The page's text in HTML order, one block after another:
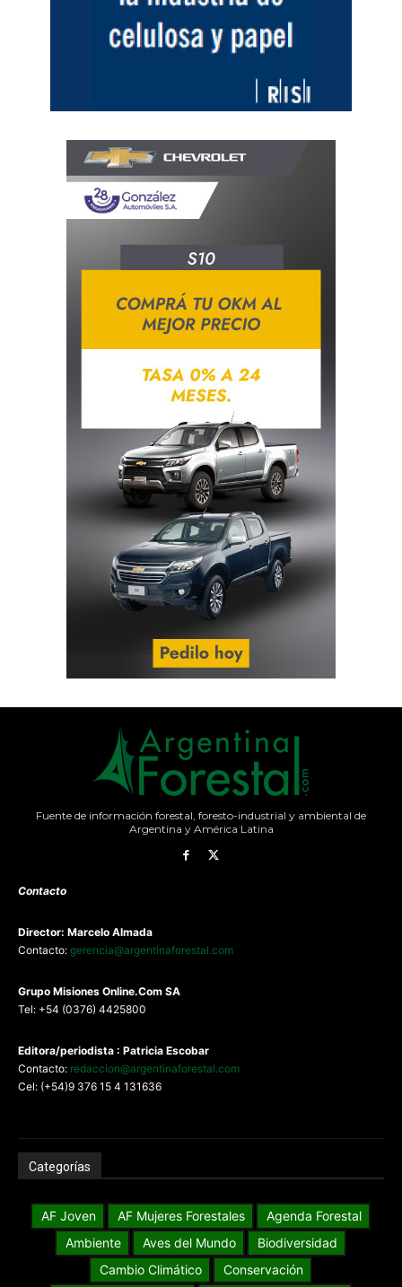
Fuente de información forestal, foresto-industrial y ambiental de
Argentina y América Latina
Contacto
Director: Marcelo Almada
Contacto: gerencia@argentinaforestal.com
Grupo Misiones Online.Com SA
Tel: +54 (0376) 4425800
Editora/periodista : Patricia Escobar
Contacto: redaccion@argentinaforestal.com
Cel: (+54)9 376 15 4 131636
Categorías
AF Joven AF Mujeres Forestales
Agenda Forestal
Ambiente
Aves del Mundo
Biodiversidad
Cambio Climático
Conservación